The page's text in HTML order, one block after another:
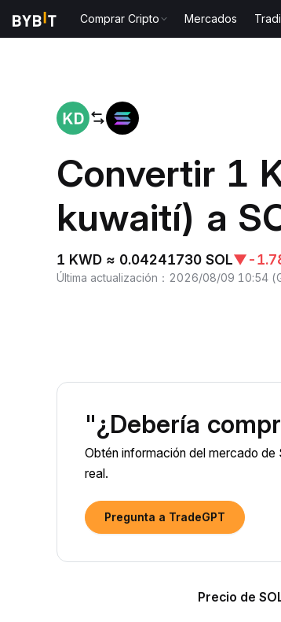
Comprar Cripto Mercados
Convertir 1
kuwaití) a
1 KWD ≈ 0.04241730 SOL▼-
Última actualización ： 2026/08/09 10:54 (
"¿Debería
Obtén información del mercado
real.
Pregunta a TradeGPT
Precio de